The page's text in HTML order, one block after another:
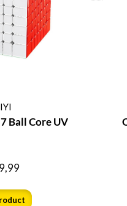
Ball Core UV